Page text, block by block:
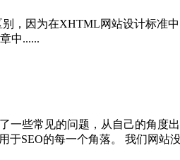
，因为在XHTML网站设计标准
中......
些常见的问题，从自己的角度出
于SEO的每一个角落。 我们网站